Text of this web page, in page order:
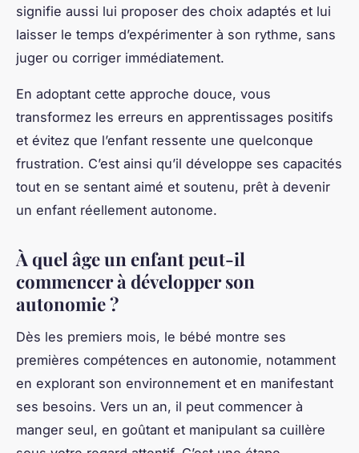
signifie aussi lui proposer des choix adaptés et lui
laisser le temps d’expérimenter à son rythme, sans
juger ou corriger immédiatement.
En adoptant cette approche douce, vous
transformez les erreurs en apprentissages positifs
et évitez que l’enfant ressente une quelconque
frustration. C’est ainsi qu’il développe ses capacités
tout en se sentant aimé et soutenu, prêt à devenir
un enfant réellement autonome.
À quel âge un enfant peut-il
commencer à développer son
autonomie ?
Dès les premiers mois, le bébé montre ses
premières compétences en autonomie, notamment
en explorant son environnement et en manifestant
ses besoins. Vers un an, il peut commencer à
manger seul, en goûtant et manipulant sa cuillère